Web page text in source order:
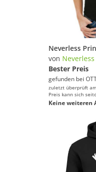
von Neverless
Bester Preis
gefunden bei
zuletzt überprüft
Preis kann sich
Keine weiteren